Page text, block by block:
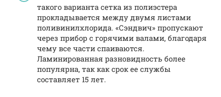
такого варианта сетка из полиэстера
прокладывается между двумя листами
поливинилхлорида. «Сэндвич» пропускают
через прибор с горячими валами, благодаря
чему все части спаиваются.
Ламинированная разновидность более
популярна, так как срок ее службы
составляет 15 лет.